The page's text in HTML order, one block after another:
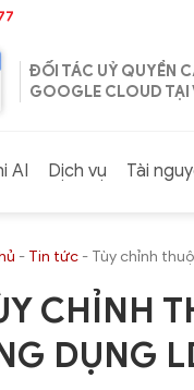
ĐỐI TÁC UỶ QUYỀN
GOOGLE CLOUD TẠI
AI Dịch vụ Tài
- Tin tức- Tùy chỉnh
CHỈNH
DỤNG